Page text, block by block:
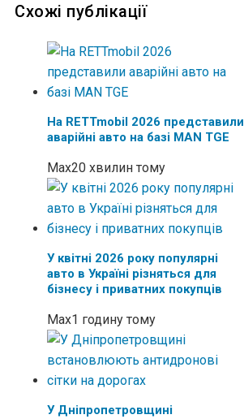
Схожі публікації
На RETTmobil 2026 представили
аварійні авто на базі MAN TGE
Max20 хвилин тому
У квітні 2026 року популярні
авто в Україні різняться для
бізнесу і приватних покупців
Max1 годину тому
У Дніпропетровщині